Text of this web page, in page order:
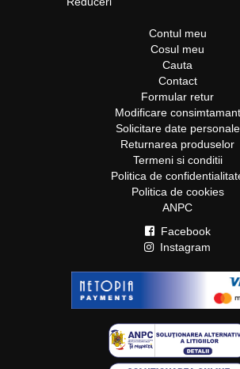
Contul meu
Cosul meu
Cauta
Contact
Formular retur
Modificare consimtamant
Solicitare date personale
Returnarea produselor
Termeni si conditii
Politica de
Politica de cookies
ANPC
Facebook
Instagram